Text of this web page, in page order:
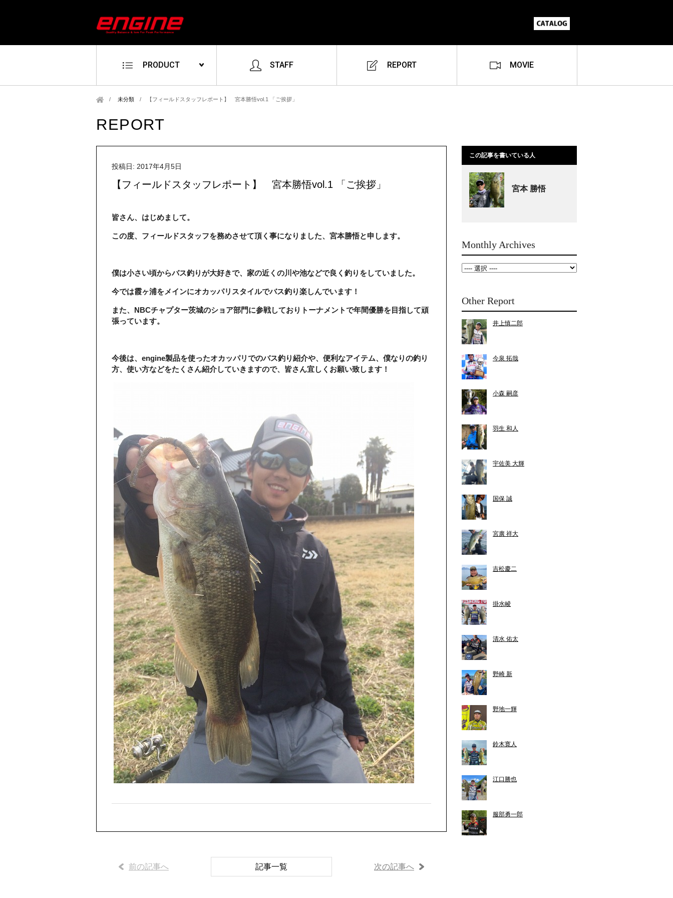
PRODUCT STAFF REPORT MOVIE
未分類 / 【フィールドスタッフレポート】 宮本勝悟vol.1 「ご挨拶」
REPORT
投稿日: 2017年4月5日
【フィールドスタッフレポート】 宮本勝悟vol.1 「ご挨拶」
皆さん、はじめまして。
この度、フィールドスタッフを務めさせて頂く事になりました、宮本勝悟と申します。
僕は小さい頃からバス釣りが大好きで、家の近くの川や池などで良く釣りをしていました。
今では霞ヶ浦をメインにオカッパリスタイルでバス釣り楽しんでいます！
また、NBCチャプター茨城のショア部門に参戦しておりトーナメントで年間優勝を目指して頑
張っています。
今後は、engine製品を使ったオカッパリでのバス釣り紹介や、便利なアイテム、僕なりの釣り
方、使い方などをたくさん紹介していきますので、皆さん宜しくお願い致します！
前の記事へ 記事一覧 次の記事へ
この記事を書いている人
宮本 勝悟
Monthly Archives
Other Report
井上慎二郎
今泉 拓哉
小森 嗣彦
羽生 和人
宇佐美 大輝
国保 誠
宮廣 祥大
吉松慶二
掛水崚
清水 佑太
野崎 新
野地一輝
鈴木寛人
江口勝也
服部勇一郎